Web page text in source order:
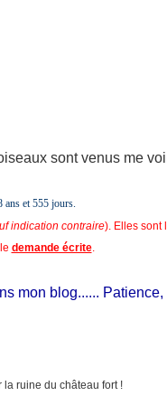
sont venus me
ans et555 jours.
indication contraire). Elles sont
demande écrite.
mon blog...... Patience,